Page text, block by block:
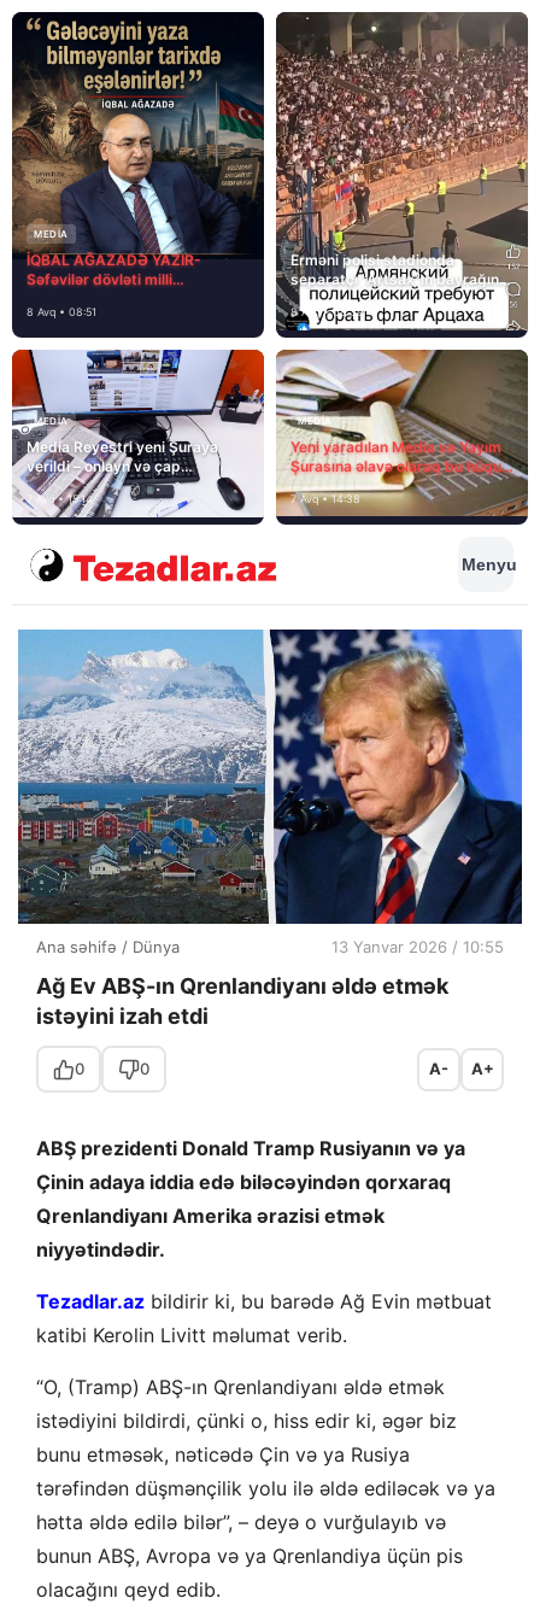
MEDİA
İQBAL AĞAZADƏ YAZIR-
Səfəvilər dövləti milli
8 Avq • 08:51
Erməni polisi stadionda
separatçı “Artsax”ın bayrağını
müsadirə etdi və…
8 Avq • 08:39
MEDİA
Media Reyestri yeni Şuraya
verildi – onlayn və çap
mediasını nə gözləyir?
7 Avq • 15:14
MEDİA
Yeni yaradılan Media və Yayım
Şurasına əlavə olaraq bu hüquq
və vəzifələr də verilib
7 Avq • 14:38
Menyu
Ana səhifə / Dünya 13 Yanvar 2026 / 10:55
Ağ Ev ABŞ-ın Qrenlandiyanı əldə etmək
istəyini izah etdi
0 0 A- A+
ABŞ prezidenti Donald Tramp Rusiyanın və ya
Çinin adaya iddia edə biləcəyindən qorxaraq
Qrenlandiyanı Amerika ərazisi etmək
niyyətindədir.
Tezadlar.az bildirir ki, bu barədə Ağ Evin mətbuat
katibi Kerolin Livitt məlumat verib.
“O, (Tramp) ABŞ-ın Qrenlandiyanı əldə etmək
istədiyini bildirdi, çünki o, hiss edir ki, əgər biz
bunu etməsək, nəticədə Çin və ya Rusiya
tərəfindən düşmənçilik yolu ilə əldə ediləcək və ya
hətta əldə edilə bilər”, – deyə o vurğulayıb və
bunun ABŞ, Avropa və ya Qrenlandiya üçün pis
olacağını qeyd edib.